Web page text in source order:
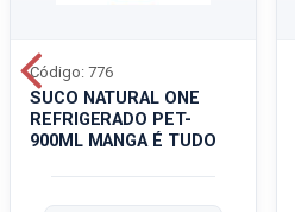
SUCO NATURAL ONE
REFRIGERADO PET-
900ML MANGA É TUDO
Código: 776